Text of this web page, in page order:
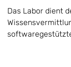
Das Labor dient